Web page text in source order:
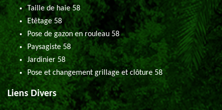
Taille de haie 58
Etêtage 58
Pose de gazon en rouleau 58
Paysagiste 58
Jardinier 58
Pose et changement grillage et clôture 58
Liens Divers